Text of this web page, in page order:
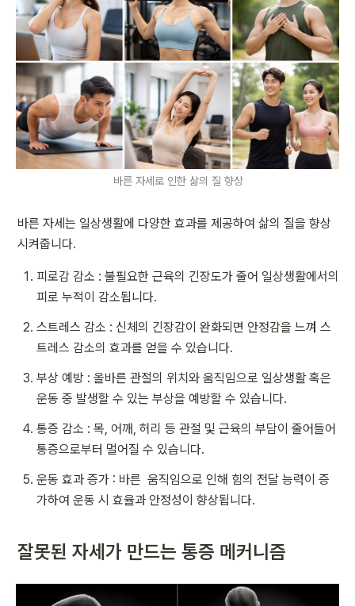
바른 자세로 인한 삶의 질 향상
바른 자세는 일상생활에 다양한 효과를 제공하여 삶의 질을 향상
시켜줍니다.
피로감 감소 : 불필요한 근육의 긴장도가 줄어 일상생활에서의
피로 누적이 감소됩니다.
스트레스 감소 : 신체의 긴장감이 완화되면 안정감을 느껴 스
트레스 감소의 효과를 얻을 수 있습니다.
부상 예방 : 올바른 관절의 위치와 움직임으로 일상생활 혹은
운동 중 발생할 수 있는 부상을 예방할 수 있습니다.
통증 감소 : 목, 어깨, 허리 등 관절 및 근육의 부담이 줄어들어
통증으로부터 멀어질 수 있습니다.
운동 효과 증가 : 바른  움직임으로 인해 힘의 전달 능력이 증
가하여 운동 시 효율과 안정성이 향상됩니다.
잘못된 자세가 만드는 통증 메커니즘